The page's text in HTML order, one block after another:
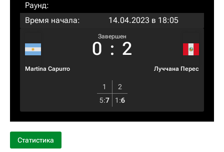
Раунд:
Время начала:
14.04.2023 в 18:05
Martina Capurro
Завершен
0 : 2
Луччана Перес
1
2
5:7 1 :6
Статистика